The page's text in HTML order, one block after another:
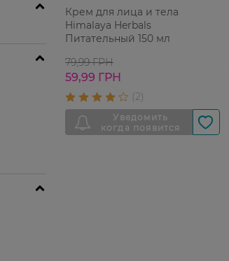
Крем для лица и тела
Himalaya Herbals
Питательный 150 мл
79,99 ГРН
59,99 ГРН